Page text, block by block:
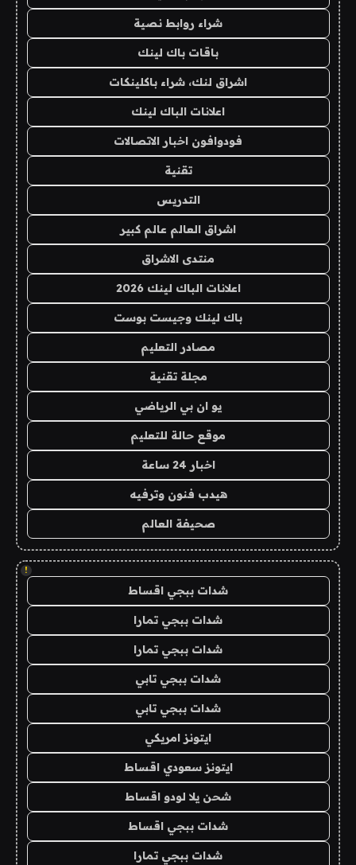
شراء روابط نصية
باقات باك لينك
اشراق لنك، شراء باكلينكات
اعلانات الباك لينك
فودوافون اخبار الاتصالات
تقنية
التدريس
اشراق العالم عالم كبير
منتدى الاشراق
اعلانات الباك لينك 2026
باك لينك وجيست بوست
مصادر التعليم
مجلة تقنية
يو ان بي الرياضي
موقع حالة للتعليم
اخبار 24 ساعة
هيدب فنون وترفيه
صحيفة العالم
!
شدات ببجي اقساط
شدات ببجي تمارا
شدات ببجي تمارا
شدات ببجي تابي
شدات ببجي تابي
ايتونز امريكي
ايتونز سعودي اقساط
شحن يلا لودو اقساط
شدات ببجي اقساط
شدات ببجي تمارا